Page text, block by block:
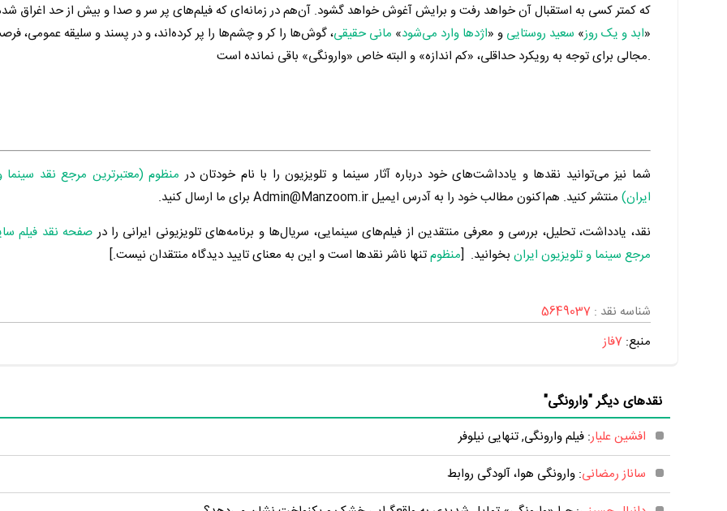
که کمتر کسی به استقبال‌ آن خواهد رفت و برایش آغوش خواهد گشود. آن‌هم در زمانه‌ای که فیلم‌های پر سر و صدا و بیش از حد اغراق
«ابد و یک روز» سعید روستایی و «اژدها وارد می‌شود» مانی حقیقی، گوش‌ها را کر و چشم‌ها را پر کرده‌اند، و در پسند و سلیقه عمومی،
مجالی برای توجه به رویکرد حداقلی، «کم اندازه» و البته خاص «وارونگی» باقی نمانده است.
شما نیز می‌توانید نقدها و یادداشت‌های خود درباره آثار سینما و تلویزیون را با نام خودتان در منظوم (معتبرترین مرجع نقد سینما
ایران) منتشر کنید. هم‌اکنون مطالب خود را به آدرس ایمیل Admin@Manzoom.ir برای ما ارسال کنید.
نقد، یادداشت، تحلیل، بررسی و معرفی منتقدین از فیلم‌های سینمایی، سریال‌ها و برنامه‌های تلویزیونی ایرانی را درصفحه نقد فیلم
مرجع سینما و تلویزیون ایران بخوانید. [منظومتنها ناشر نقدها است و این به معنای تایید دیدگاه منتقدان نیست.]
شناسه نقد : 5649037
منبع: 7فاز
نقدهای دیگر "وارونگی"
افشین علیار: فیلم وارونگی, تنهایی نیلوفر
ساناز رمضانی: وارونگی هوا، آلودگی روابط